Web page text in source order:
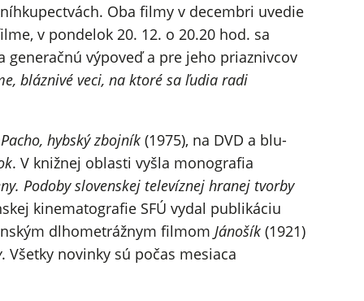
Oba filmy v decembri uvedie
v pondelok 20. 12. o 20.20 hod. sa
generačnú výpoveď a pre jeho priaznivcov
bláznivé veci, na ktoré sa ľudia radi
Pacho, hybský zbojník (1975), na DVD a blu-
. V knižnej oblasti vyšla monografia
Podoby slovenskej televíznej hranej tvorby
kinematografie SFÚ vydal publikáciu
dlhometrážnym filmom Jánošík (1921)
. Všetky novinky sú počas mesiaca